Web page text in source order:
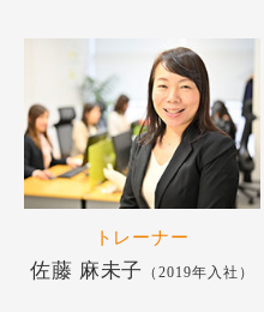
トレーナー
佐藤 麻未子 （2019年入社）